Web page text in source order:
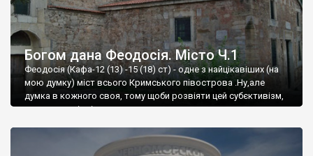
Богом дана Феодосія. Місто Ч.1
Феодосія (Кафа-12 (13) -15 (18) ст) - одне з найцікавіших (на
мою думку) міст всього Кримського півострова .Ну,але
думка в кожного своя, тому щоби розвіяти цей субєктивізм,
запрошую відвідати це